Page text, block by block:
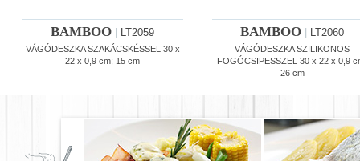
BAMBOO LT2059
VÁGÓDESZKA SZAKÁCSKÉSSEL 30 x
22 x 0,9 cm; 15 cm
BAMBOO LT2060
VÁGÓDESZKA SZILIKONOS
FOGÓCSIPESSZEL 30 x 22 x 0,9
26 cm